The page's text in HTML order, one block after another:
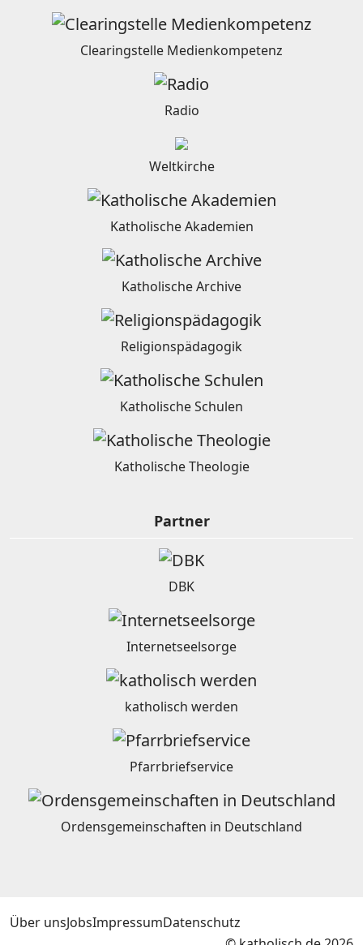
Clearingstelle Medienkompetenz
Radio
Weltkirche
Katholische Akademien
Katholische Archive
Religionspädagogik
Katholische Schulen
Katholische Theologie
Partner
DBK
Internetseelsorge
katholisch werden
Pfarrbriefservice
Ordensgemeinschaften in Deutschland
Über unsJobsImpressumDatenschutz